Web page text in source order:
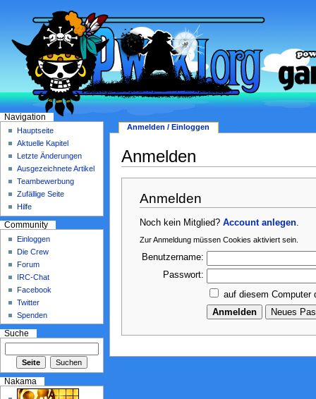
Anmelden
Anmelden
Noch kein Mitglied?Account anlegen
Zur Anmeldung müssen Cookies aktiviert sein.
Benutzername:
Passwort:
auf diesem Computer
Anmelden / Einloggen
Navigation
Hauptseite
Aktuelle Kapitel
Letzte Änderungen
Ausgezeichnete Artikel
Teambewerbung
Zufällige Seite
Hilfe
Community
Einloggen
Die Crew
Forum
IRC-Chat
Facebook
Twitter
Spenden
Suche
Nakama